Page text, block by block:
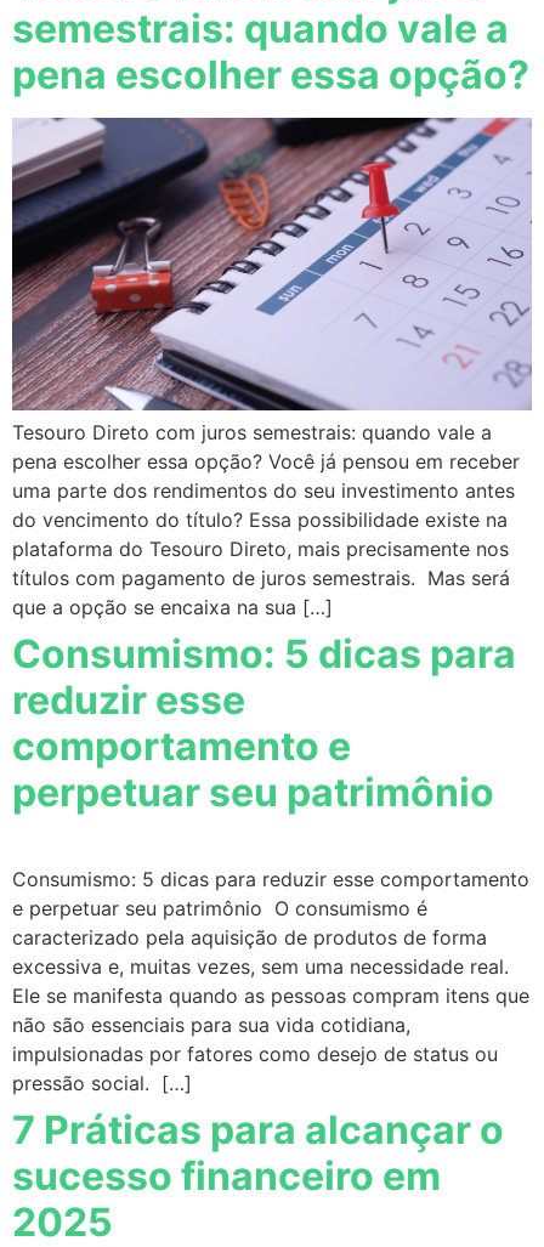
semestrais: quando vale a
pena escolher essa opção?
Tesouro Direto com juros semestrais: quando vale a
pena escolher essa opção? Você já pensou em receber
uma parte dos rendimentos do seu investimento antes
do vencimento do título? Essa possibilidade existe na
plataforma do Tesouro Direto, mais precisamente nos
títulos com pagamento de juros semestrais. Mas será
que a opção se encaixa na sua […]
Consumismo: 5 dicas para
reduzir esse
comportamento e
perpetuar seu patrimônio
Consumismo: 5 dicas para reduzir esse comportamento
e perpetuar seu patrimônio O consumismo é
caracterizado pela aquisição de produtos de forma
excessiva e, muitas vezes, sem uma necessidade real.
Ele se manifesta quando as pessoas compram itens que
não são essenciais para sua vida cotidiana,
impulsionadas por fatores como desejo de status ou
pressão social. […]
7 Práticas para alcançar o
sucesso financeiro em
2025